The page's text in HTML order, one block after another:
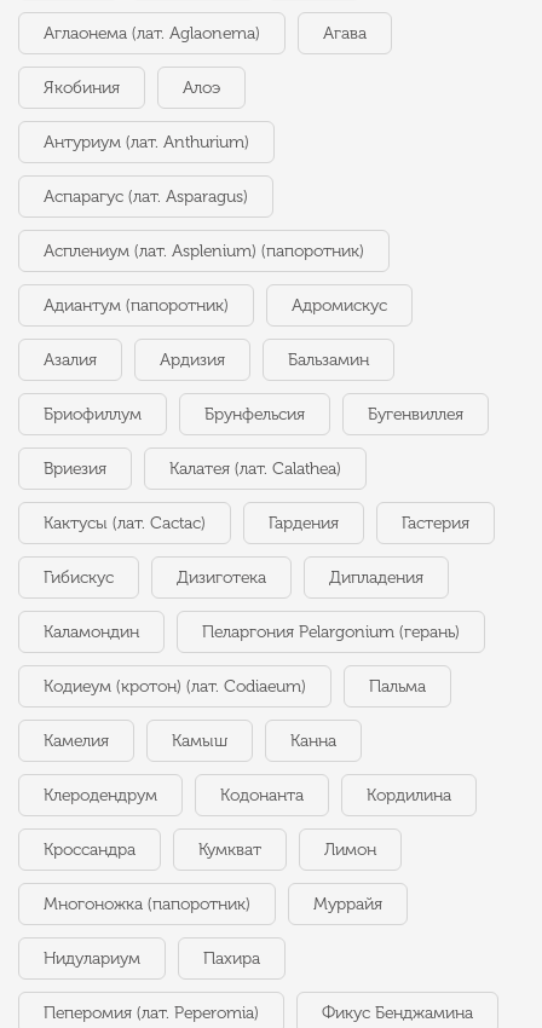
Аглаонема (лат. Aglaonema) Агава
Якобиния Алоэ
Антуриум (лат. Anthurium)
Аспарагус (лат. Asparagus)
Асплениум (лат. Asplenium) (папоротник)
Адиантум (папоротник) Адромискус
Азалия Ардизия Бальзамин
Бриофиллум Брунфельсия Бугенвиллея
Вриезия Калатея (лат. Calathea)
Кактусы (лат. Cactac) Гардения Гастерия
Гибискус Дизиготека Дипладения
Каламондин Пеларгония Pelargonium (герань)
Кодиеум (кротон) (лат. Codiaeum) Пальма
Камелия Камыш Канна
Клеродендрум Кодонанта Кордилина
Кроссандра Кумкват Лимон
Многоножка (папоротник) Муррайя
Нидулариум Пахира
Пеперомия (лат. Peperomia) Фикус Бенджамина